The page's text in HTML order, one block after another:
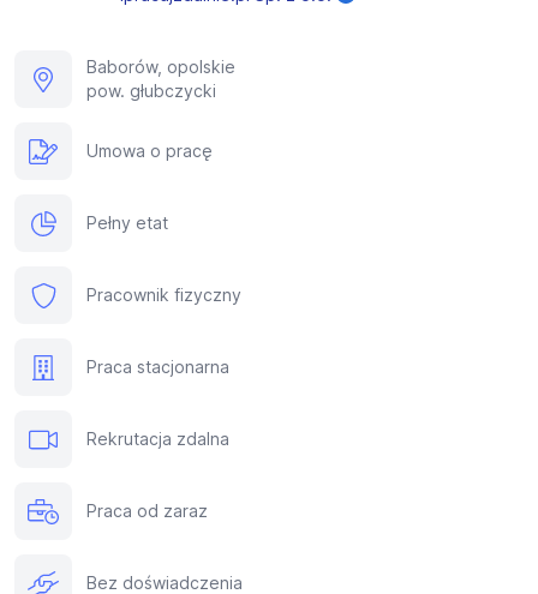
Baborów, opolskie
pow. głubczycki
Umowa o pracę
Pełny etat
Pracownik fizyczny
Praca stacjonarna
Rekrutacja zdalna
Praca od zaraz
Bez doświadczenia